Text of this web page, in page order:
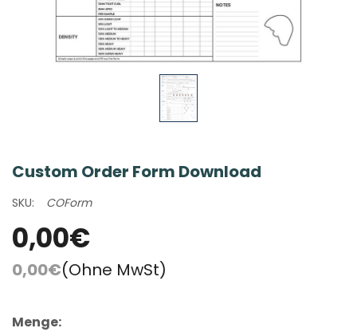
Custom Order Form Download
SKU: COForm
0,00€
0,00€(Ohne MwSt)
Menge: